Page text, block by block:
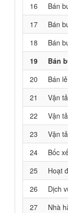
16
Bán
17
Bán
18
Bán
19
Bán
20
Bán
21
Vận
22
Vận
23
Vận
24
Bốc
25
Hoạt
26
Dịch
27
Nhà